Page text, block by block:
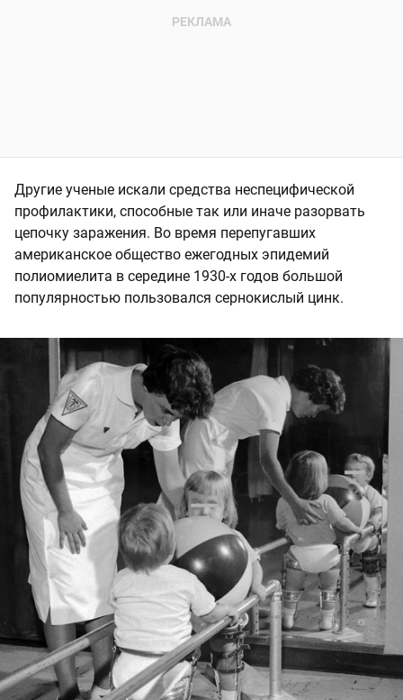
Другие ученые искали средства неспецифической
профилактики, способные так или иначе разорвать
цепочку заражения. Во время перепугавших
американское общество ежегодных эпидемий
полиомиелита в середине 1930-х годов большой
популярностью пользовался сернокислый цинк.